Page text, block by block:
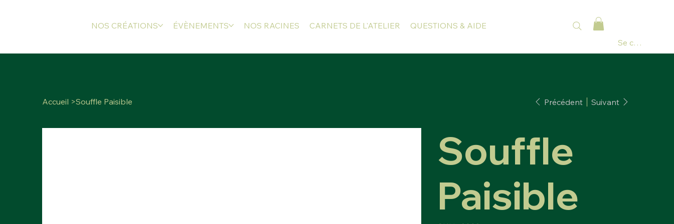
NOS CRÉATIONS ÉVÈNEMENTS NOS RACINES CARNETS DE L'ATELIER
QUESTIONS & AIDE
Se connecter
Accueil >Souffle Paisible Précédent Suivant
Souffle
Paisible